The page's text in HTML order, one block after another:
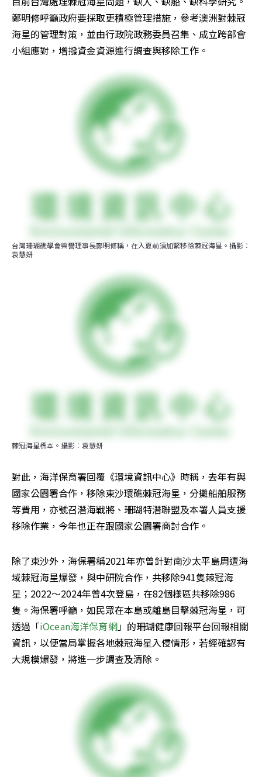
鄭明修呼籲政府要採取更積極管理措施，參考澳洲對棘冠
海星的管理對策，並由行政院政務委員召集、成立跨部會
小組應對，增撥資金資源進行調查與移除工作。
台灣珊瑚礁學會榮譽理事長鄭明修稱，在入夏前須加緊移除棘冠海星。攝影︰
袁慧妍
棘冠海星標本。攝影︰袁慧妍
對此，海洋保育署回覆《環境資訊中心》時稱，去年有與
國家公園署合作，移除東沙環礁棘冠海星，分攤船舶服務
等費用，亦號召潛海戰將、珊瑚特潛聯盟及本署人員支援
移除作業，今年也正在跟國家公園署商討合作。
除了東沙外，海保署稱2021年亦曾針對南沙太平島周遭海
域棘冠海星爆發，與中研院合作，共移除941隻棘冠海
星；2022～2024年曾4次登島，在82個樣區共移除986
隻。海保署呼籲，如民眾在本島或離島目擊棘冠海星，可
透過「iOcean海洋保育網」的珊瑚健康回報平台回報相關
資訊，以便當局掌握各地棘冠海星入侵情形，若經確認有
大規模爆發，將進一步調查及清除。